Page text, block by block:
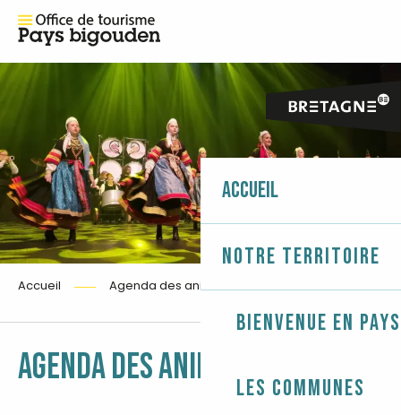
Accueil
Notre territoire
Bienvenue en
Les communes
Accueil Agenda des animations
AGENDA DES ANIMATIONS